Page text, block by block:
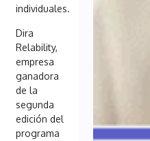
individuales.
Dira
Relability,
empresa
ganadora
de la
segunda
edición del
programa